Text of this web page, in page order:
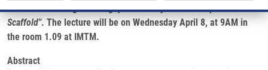
Left Behind: A High-Throughput Gateway to the Oxa-β-Lactam
Scaffold". The lecture will be on Wednesday April 8, at 9AM in
the room 1.09 at IMTM.
Abstract